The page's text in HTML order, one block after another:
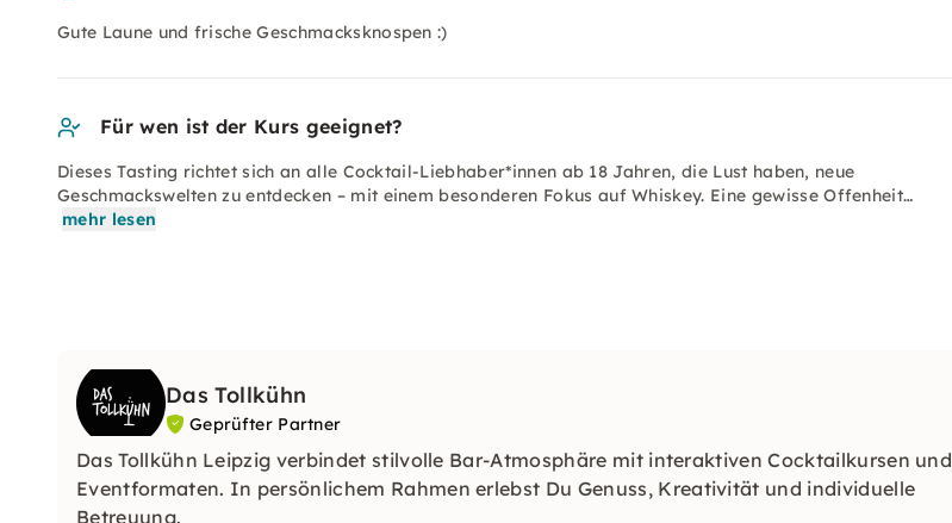
Gute Laune und frische Geschmacksknospen :)
Für wen ist der Kurs geeignet?
Dieses Tasting richtet sich an alle Cocktail-Liebhaber*innen ab 18 Jahren, die Lust haben, neue
Geschmackswelten zu entdecken – mit einem besonderen Fokus auf Whiskey. Eine gewisse Offenheit…
mehr lesen
Das Tollkühn
Geprüfter Partner
Das Tollkühn Leipzig verbindet stilvolle Bar-Atmosphäre mit interaktiven Cocktailkursen und
Eventformaten. In persönlichem Rahmen erlebst Du Genuss, Kreativität und individuelle
Betreuung.